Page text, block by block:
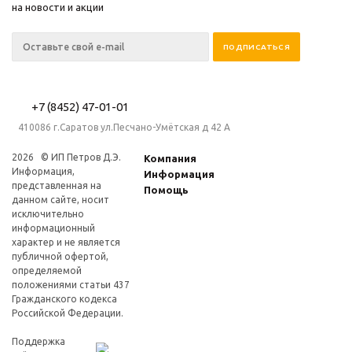
на новости и акции
+7 (8452) 47-01-01
410086 г.Саратов ул.Песчано-Умётская д 42 А
2026 © ИП Петров Д.Э.
Информация,
представленная на
данном сайте, носит
исключительно
информационный
характер и не является
публичной офертой,
определяемой
положениями статьи 437
Гражданского кодекса
Российской Федерации.
Поддержка
Компания
Информация
Помощь